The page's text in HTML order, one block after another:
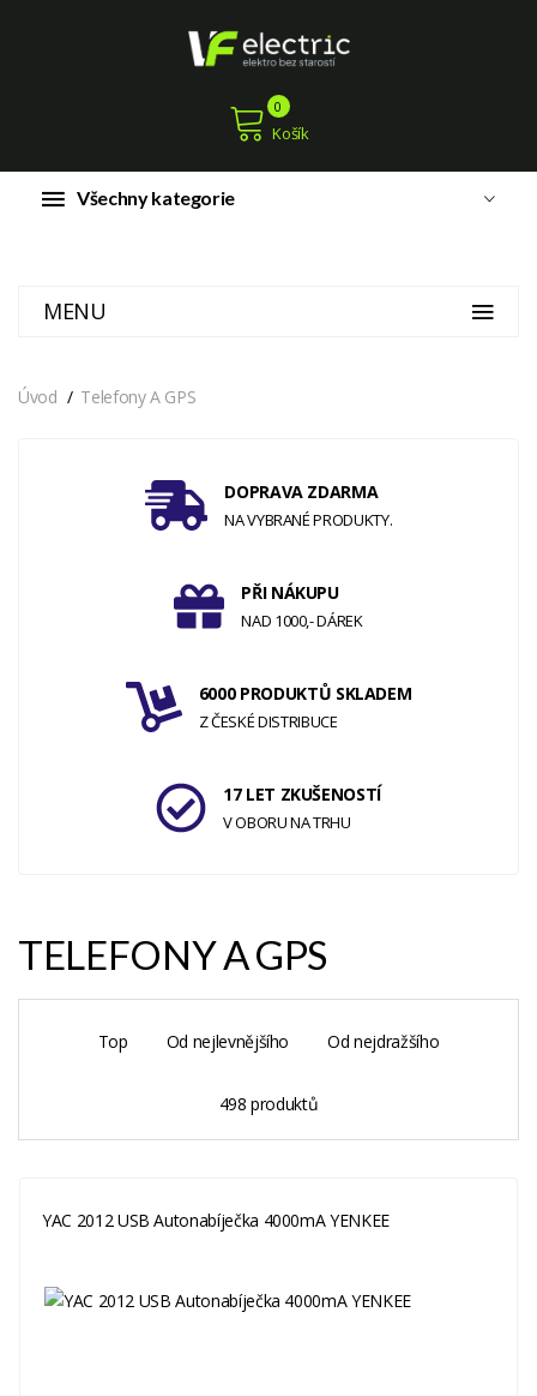
Košík
0
Všechny kategorie
MENU
Úvod Telefony A GPS
DOPRAVA ZDARMA
NA VYBRANÉ PRODUKTY.
PŘI NÁKUPU
NAD 1000,- DÁREK
6000 PRODUKTŮ SKLADEM
Z ČESKÉ DISTRIBUCE
17 LET ZKUŠENOSTÍ
V OBORU NA TRHU
TELEFONY A GPS
Top Od nejlevnějšího Od nejdražšího
498 produktů
YAC 2012 USB Autonabíječka 4000mA YENKEE